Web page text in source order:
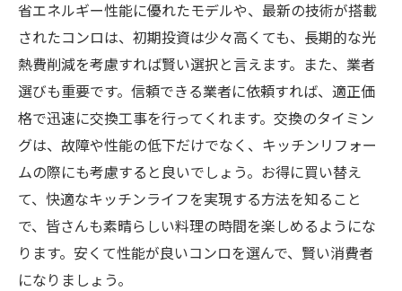
省エネルギー性能に優れたモデルや、最新の技術が搭載
されたコンロは、初期投資は少々高くても、長期的な光
熱費削減を考慮すれば賢い選択と言えます。また、業者
選びも重要です。信頼できる業者に依頼すれば、適正価
格で迅速に交換工事を行ってくれます。交換のタイミン
グは、故障や性能の低下だけでなく、キッチンリフォー
ムの際にも考慮すると良いでしょう。お得に買い替え
て、快適なキッチンライフを実現する方法を知ること
で、皆さんも素晴らしい料理の時間を楽しめるようにな
ります。安くて性能が良いコンロを選んで、賢い消費者
になりましょう。